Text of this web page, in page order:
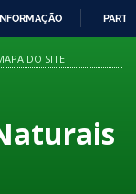
DO SITE